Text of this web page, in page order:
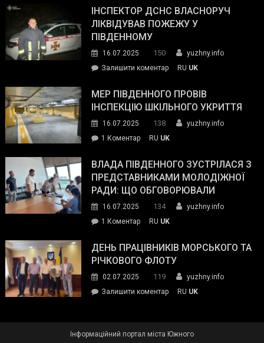
провів
нараду
силових
та
органів:
«Наш
спільний
окупанти.
Маємо
діяти
команда
ІНСПЕКТОР ДСНС ВЛАСНОРУЧ
ЛІКВІДУВАВ ПОЖЕЖУ У
ПІВДЕННОМУ
16.07.2025 150
yuzhny.info
Залишити коментарon
ДСНС
власноруч
пожежу
у
RU UK
МЕР ПІВДЕННОГО ПРОВІВ
ІНСПЕКЦІЮ ШКІЛЬНОГО УКРИТТЯ
16.07.2025 138
yuzhny.info
1 Коментардо
Південного
провів
інспекцію
укриття
RU UK
ВЛАДА ПІВДЕННОГО ЗУСТРІЛАСЯ З
ПРЕДСТАВНИКАМИ МОЛОДІЖНОЇ
РАДИ: ЩО ОБГОВОРЮВАЛИ
16.07.2025 134
yuzhny.info
1 Коментардо
Південного
зустрілася
представниками
молодіжної
обговорювали
RU UK
ДЕНЬ ПРАЦІВНИКІВ МОРСЬКОГО ТА
РІЧКОВОГО ФЛОТУ
02.07.2025 119
yuzhny.info
Залишити коментарon
RU UK
Інформаційний портал міста Южного